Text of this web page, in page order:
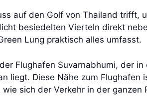
auf den Golf von Thailand trifft,
besiedelten Vierteln direkt
Lung praktisch alles umfasst.
Flughafen Suvarnabhumi, der
liegt. Diese Nähe zum Flughafen
sich der Verkehr in der ganzen